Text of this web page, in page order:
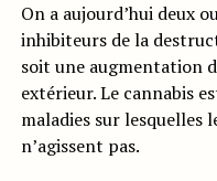
On a aujourd’hui deux
inhibiteurs de la
soit une augmentation
extérieur. Le cannabis
maladies sur
n’agissent pas.